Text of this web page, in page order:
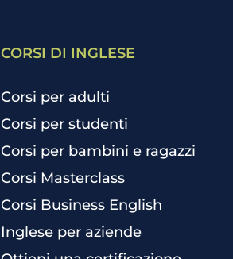
CORSI DI INGLESE
Corsi per adulti
Corsi per studenti
Corsi per bambini e ragazzi
Corsi Masterclass
Corsi Business English
Inglese per aziende